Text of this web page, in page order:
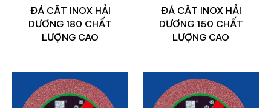
ĐÁ CĂT INOX HẢI
DƯƠNG 180 CHẤT
LƯỢNG CAO
ĐÁ CĂT INOX HẢI
DƯƠNG 150 CHẤT
LƯỢNG CAO